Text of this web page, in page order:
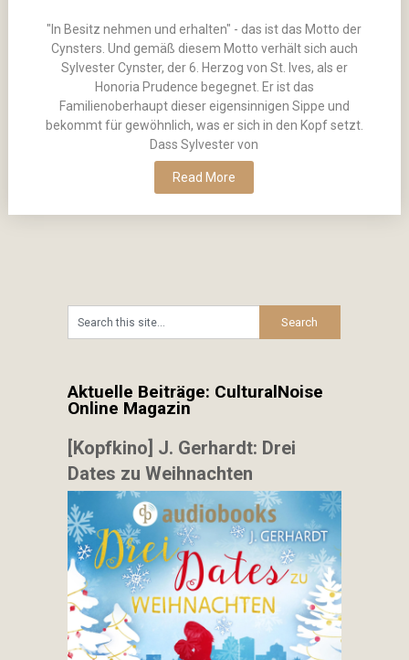
"In Besitz nehmen und erhalten" - das ist das Motto der
Cynsters. Und gemäß diesem Motto verhält sich auch
Sylvester Cynster, der 6. Herzog von St. Ives, als er
Honoria Prudence begegnet. Er ist das
Familienoberhaupt dieser eigensinnigen Sippe und
bekommt für gewöhnlich, was er sich in den Kopf setzt.
Dass Sylvester von
Read More
Aktuelle Beiträge: CulturalNoise
Online Magazin
[Kopfkino] J. Gerhardt: Drei
Dates zu Weihnachten